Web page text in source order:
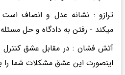
ترازو : نشانه عدل و انصاف
میکند - رفتن به دادگاه و حل مسئله
آتش فشان : در مقابل عشق کنترل
اینصورت این عشق مشکلات شما را